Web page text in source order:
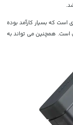
است که بسیار کارآمد بوده
بنزینی یا دیزل 12 ولت ایده آل است. همچنین می تواند به